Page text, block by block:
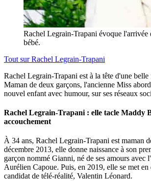
Rachel Legrain-Trapani évoque l'arrivée
bébé.
Tout surRachel Legrain-Trapani
Rachel Legrain-Trapani est à la tête d'une
Maman de deux garçons, l'ancienne Miss
nouvel enfant avec humour, sur ses réseaux
Rachel Legrain-Trapani : elle tacle Maddy
accouchement
À 34 ans, Rachel Legrain-Trapani est maman
décembre 2013, elle donne naissance à son
garçon nommé Gianni, né de ses amours avec
Aurélien Capoue. Puis, en 2019, elle se met
candidat de télé-réalité, Valentin Léonard.